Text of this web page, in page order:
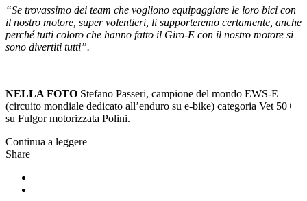
“Se trovassimo dei team che vogliono equipaggiare le loro bici con
il nostro motore, super volentieri, li supporteremo certamente, anche
perché tutti coloro che hanno fatto il Giro-E con il nostro motore si
sono divertiti tutti”.
NELLA FOTO Stefano Passeri, campione del mondo EWS-E
(circuito mondiale dedicato all’enduro su e-bike) categoria Vet 50+
su Fulgor motorizzata Polini.
Continua a leggere
Share